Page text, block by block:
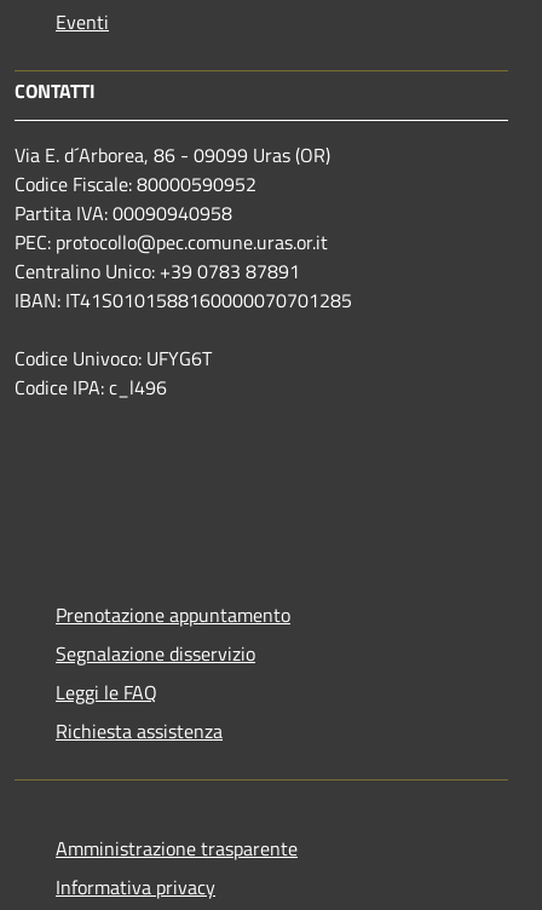
Eventi
CONTATTI
Via E. d´Arborea, 86 - 09099 Uras (OR)
Codice Fiscale: 80000590952
Partita IVA: 00090940958
PEC: protocollo@pec.comune.uras.or.it
Centralino Unico: +39 0783 87891
IBAN: IT41S0101588160000070701285
Codice Univoco: UFYG6T
Codice IPA: c_l496
Prenotazione appuntamento
Segnalazione disservizio
Leggi le FAQ
Richiesta assistenza
Amministrazione trasparente
Informativa privacy